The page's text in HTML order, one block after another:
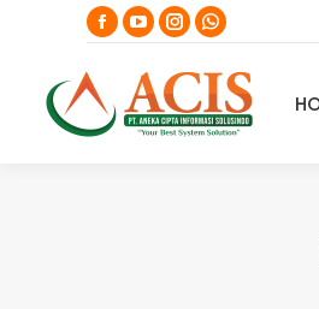
Facebook
page
opens
in
YouTube
page
opens
in
Instagram
page
opens
in
Whatsapp
page
opens
in